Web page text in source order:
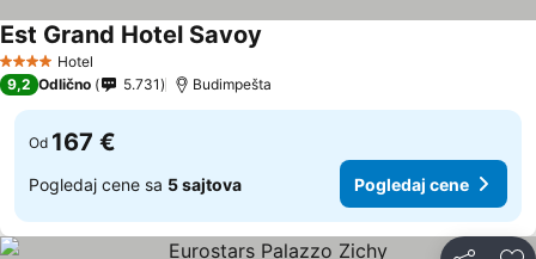
4 ZvezdiceHotel
Est Grand Hotel Savoy
9,2 Odlično 5.731 Budimpešta
Od 167 €
Pogledaj cene sa 5 sajtova Pogledaj cene